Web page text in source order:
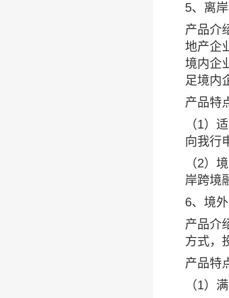
5、离
产品介
地产企
境内企
足境内
产品特
（1）
向我行
（2）
岸跨境
6、境
产品介
方式，
产品特
（1）